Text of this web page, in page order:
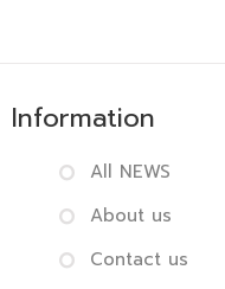
Information
All NEWS
About us
Contact us